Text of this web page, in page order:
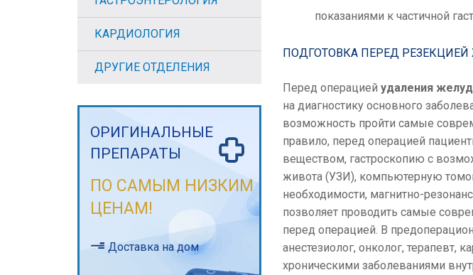
показаниями к частичной
ПОДГОТОВКА ПЕРЕД
Перед операцией удаления
на диагностику основного
возможность пройти самые
правило, перед операцией
веществом, гастроскопию с
живота (УЗИ), компьютерную
необходимости, магнитно-
позволяет проводить самые
перед операцией. В
анестезиолог, онколог, терапевт,
хроническими заболеваниями
КАРДИОЛОГИЯ
ДРУГИЕ ОТДЕЛЕНИЯ
ОРИГИНАЛЬНЫЕ
ПРЕПАРАТЫ
ПО САМЫМ НИЗКИМ
ЦЕНАМ!
Доставка на дом